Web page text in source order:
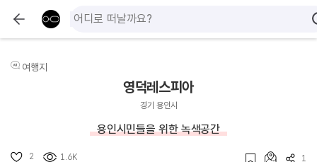
여행지
영덕레스피아
경기 용인시
용인시민들을 위한 녹색공간
2 1.6K 1